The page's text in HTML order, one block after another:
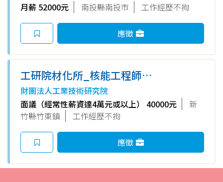
月薪 52000元
南投縣南投市 工作經歷不拘
應徵
工研院材化所_核能工程師
(K800)
財團法人工業技術研究院
面議（經常性薪資達4萬元或以上） 40000元
新
竹縣竹東鎮
工作經歷不拘
應徵